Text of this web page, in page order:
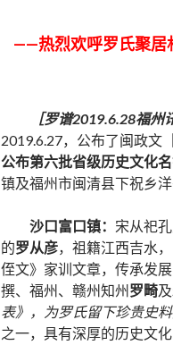
——热烈欢呼罗氏聚居
［罗谱2019.6.28福州
2019.6.27，公布了闽政文
公布第六批省级历史文化
镇及福州市闽清县下祝乡
沙口富口镇： 宋从祀孔
的罗从彦，祖籍江西吉水
侄文》家训文章，传承发
撰、福州、赣州知州罗畸及
表》，为罗氏留下珍贵史料
之一，具有深厚的历史文化